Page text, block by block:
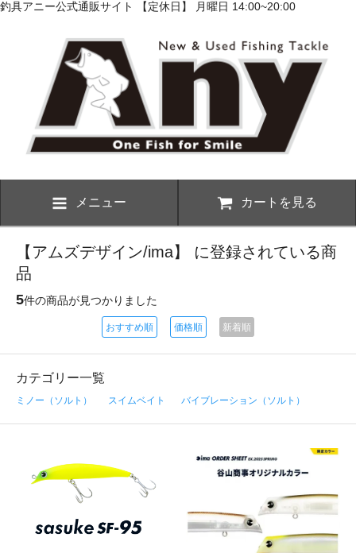
釣具アニー公式通販サイト 【定休日】 月曜日 14:00~20:00
メニュー カートを見る
【アムズデザイン/ima】 に登録されている商
品
5件の商品が見つかりました
おすすめ順 価格順 新着順
カテゴリー一覧
ミノー（ソルト） スイムベイト バイブレーション（ソルト）